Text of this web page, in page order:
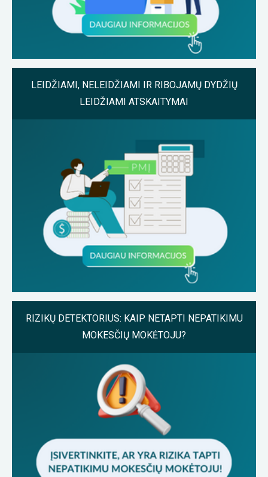
LEIDŽIAMI, NELEIDŽIAMI IR RIBOJAMŲ DYDŽIŲ
LEIDŽIAMI ATSKAITYMAI
RIZIKŲ DETEKTORIUS: KAIP NETAPTI NEPATIKIMU
MOKESČIŲ MOKĖTOJU?